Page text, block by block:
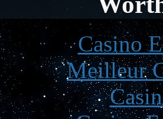
Casino
Meilleur